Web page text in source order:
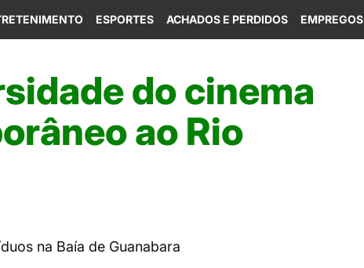
ESPORTES ACHADOS E PERDIDOS EMPREGOS
do cinema
ao Rio
na Baía de Guanabara